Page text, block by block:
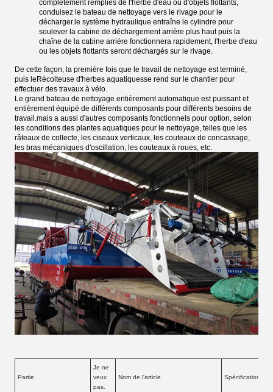
complètement remplies de l'herbe d'eau ou d'objets flottants,
conduisez le bateau de nettoyage vers le rivage pour le
décharger.le système hydraulique entraîne le cylindre pour
soulever la cabine de déchargement arrière plus haut puis la
chaîne de la cabine arrière fonctionnera rapidement, l'herbe d'eau
ou les objets flottants seront déchargés sur le rivage.
De cette façon, la première fois que le travail de nettoyage est terminé,
puis le Récolteuse d'herbes aquatiquesse rend sur le chantier pour
effectuer des travaux à vélo.
Le grand bateau de nettoyage entièrement automatique est puissant et
entièrement équipé de différents composants pour différents besoins de
travail.mais a aussi d'autres composants fonctionnels pour option, selon
les conditions des plantes aquatiques pour le nettoyage, telles que les
râteaux de collecte, les ciseaux verticaux, les couteaux de concassage,
les bras mécaniques d'oscillation, les couteaux à roues, etc.
Partie
Je ne
veux
pas.
Nom de l'article Spécification